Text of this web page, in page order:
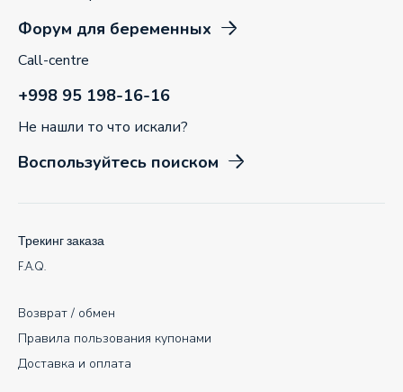
Форум для беременных
Call-centre
+998 95 198-16-16
Не нашли то что искали?
Воспользуйтесь поиском
Возврат / обмен
Правила пользования купонами
Доставка и оплата
Трекинг заказа
F.A.Q.